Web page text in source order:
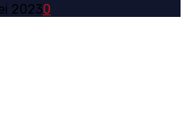
20230